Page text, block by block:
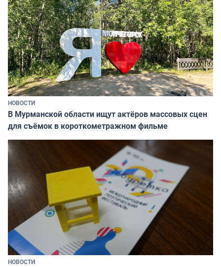
НОВОСТИ
В Мурманской области ищут актёров массовых сцен
для съёмок в короткометражном фильме
НОВОСТИ